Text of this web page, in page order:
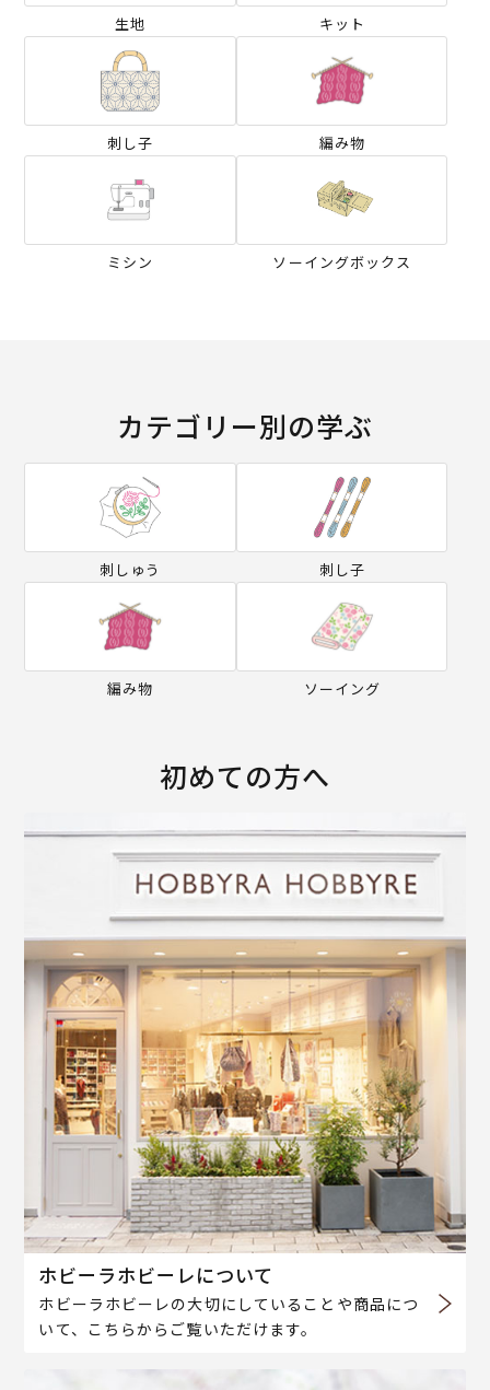
生地 キット
刺し子 編み物
ミシン ソーイングボックス
カテゴリー別の学ぶ
刺しゅう 刺し子
編み物 ソーイング
初めての方へ
ホビーラホビーレについて
ホビーラホビーレの大切にしていることや商品につ
いて、こちらからご覧いただけます。